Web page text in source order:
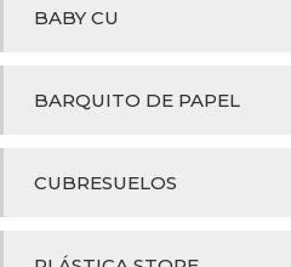
BABY CU
BARQUITO DE PAPEL
CUBRESUELOS